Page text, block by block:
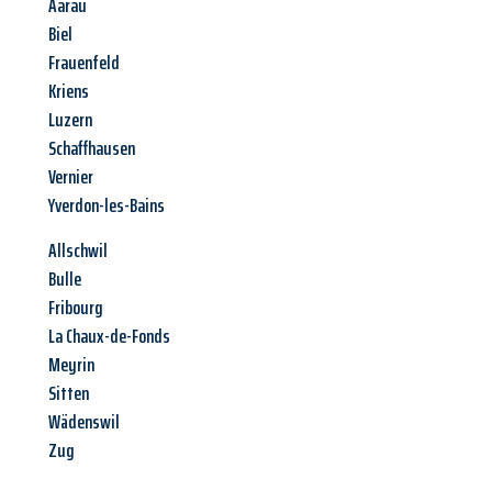
Biel
Frauenfeld
Kriens
Luzern
Schaffhausen
Vernier
Yverdon-les-Bains
Allschwil
Bulle
Fribourg
La Chaux-de-Fonds
Meyrin
Sitten
Wädenswil
Zug